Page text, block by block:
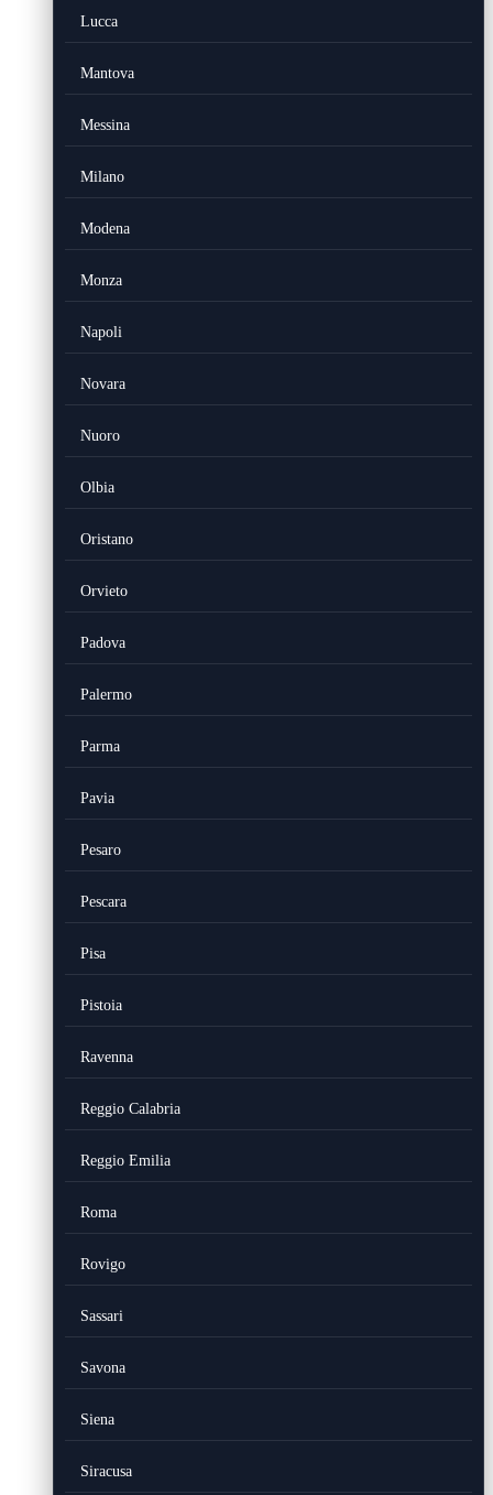
Lucca
Mantova
Messina
Milano
Modena
Monza
Napoli
Novara
Nuoro
Olbia
Oristano
Orvieto
Padova
Palermo
Parma
Pavia
Pesaro
Pescara
Pisa
Pistoia
Ravenna
Reggio Calabria
Reggio Emilia
Roma
Rovigo
Sassari
Savona
Siena
Siracusa